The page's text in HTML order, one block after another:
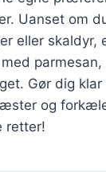
Uanset om
eller skaldyr,
Gør dig
og
retter!